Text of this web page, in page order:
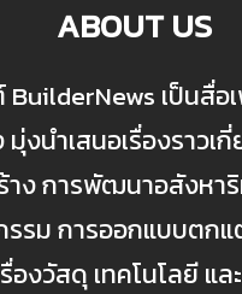
ABOUT US
BuilderNews เป็นสื่อ
งนำเสนอเรื่องราวเ
าง การพัฒนาอสังหา
รม การออกแบบตก
องวัสดุ เทคโนโลยี แ